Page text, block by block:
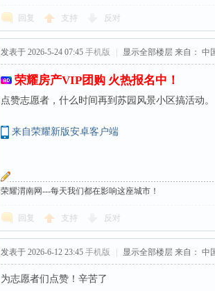
回复 支持 反对
发表于 2026-5-24 07:45 手机版 显示全部楼层 来自： 中
荣耀房产VIP团购 火热报名中！
点赞志愿者，什么时间再到苏园风景小区搞活动。
来自荣耀新版安卓客户端
荣耀渭南网---每天我们都在影响这座城市！
回复 支持 反对
发表于 2026-6-12 23:45 手机版 显示全部楼层 来自： 中
为志愿者们点赞！辛苦了